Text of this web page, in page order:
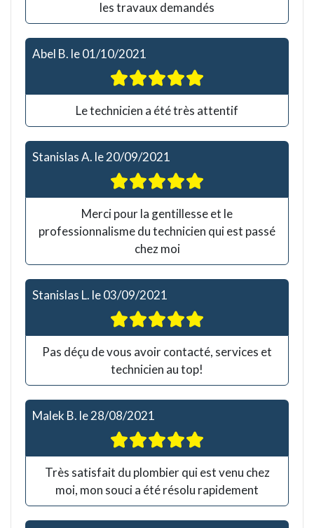
les travaux demandés
Abel B. le01/10/2021
Le technicien a été très attentif
Stanislas A. le20/09/2021
Merci pour la gentillesse et le
professionnalisme du technicien qui est passé
chez moi
Stanislas L. le03/09/2021
Pas déçu de vous avoir contacté, services et
technicien au top!
Malek B. le28/08/2021
Très satisfait du plombier qui est venu chez
moi, mon souci a été résolu rapidement